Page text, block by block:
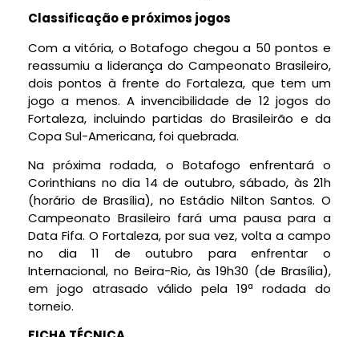
Classificação e próximos jogos
Com a vitória, o Botafogo chegou a 50 pontos e
reassumiu a liderança do Campeonato Brasileiro,
dois pontos à frente do Fortaleza, que tem um
jogo a menos. A invencibilidade de 12 jogos do
Fortaleza, incluindo partidas do Brasileirão e da
Copa Sul-Americana, foi quebrada.
Na próxima rodada, o Botafogo enfrentará o
Corinthians no dia 14 de outubro, sábado, às 21h
(horário de Brasília), no Estádio Nilton Santos. O
Campeonato Brasileiro fará uma pausa para a
Data Fifa. O Fortaleza, por sua vez, volta a campo
no dia 11 de outubro para enfrentar o
Internacional, no Beira-Rio, às 19h30 (de Brasília),
em jogo atrasado válido pela 19ª rodada do
torneio.